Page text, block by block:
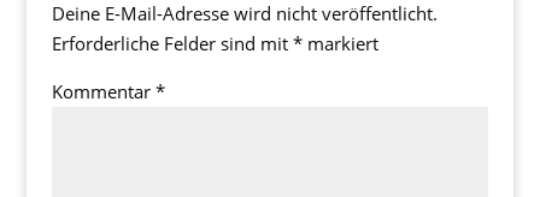
Deine E-Mail-Adresse wird nicht veröffentlicht.
Erforderliche Felder sind mit *markiert
Kommentar *